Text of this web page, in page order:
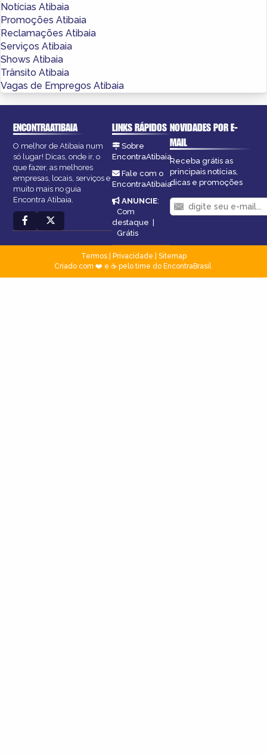
Notícias Atibaia
Promoções Atibaia
Reclamações Atibaia
Serviços Atibaia
Shows Atibaia
Trânsito Atibaia
Vagas de Empregos Atibaia
ENCONTRAATIBAIA
O melhor de Atibaia num
só lugar! Dicas, onde ir, o
que fazer, as melhores
empresas, locais, serviços e
muito mais no guia
Encontra Atibaia.
LINKS RÁPIDOS
Sobre
EncontraAtibaia
Fale com o
EncontraAtibaia
ANUNCIE:
Com
destaque
Grátis
NOVIDADES POR E-
MAIL
Receba grátis as
principais notícias,
dicas e promoções
Termos| Privacidade
Sitemap
Criado com ❤️ e ☕ pelo time do EncontraBrasil